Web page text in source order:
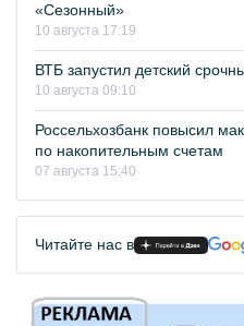
«Сезонный»
10 августа 17:19
ВТБ запустил детский
10 августа 09:10
Россельхозбанк повысил
по накопительным счетам
07 августа 15:40
Читайте нас в